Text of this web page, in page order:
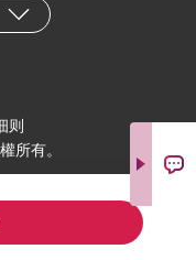
则
所有。